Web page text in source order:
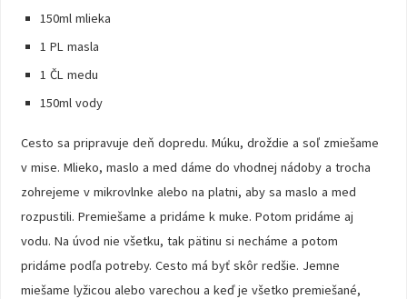
150ml mlieka
1 PL masla
1 ČL medu
150ml vody
Cesto sa pripravuje deň dopredu. Múku, droždie a soľ zmiešame
v mise. Mlieko, maslo a med dáme do vhodnej nádoby a trocha
zohrejeme v mikrovlnke alebo na platni, aby sa maslo a med
rozpustili. Premiešame a pridáme k muke. Potom pridáme aj
vodu. Na úvod nie všetku, tak pätinu si necháme a potom
pridáme podľa potreby. Cesto má byť skôr redšie. Jemne
miešame lyžicou alebo varechou a keď je všetko premiešané,